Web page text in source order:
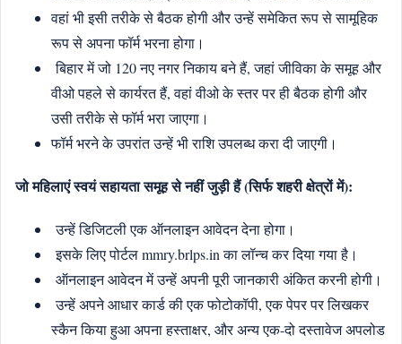
वहां भी इसी तरीके से बैठक होगी और उन्हें समेकित रूप से सामूहिक
रूप से अपना फॉर्म भरना होगा।
बिहार में जो 120 नए नगर निकाय बने हैं, जहां जीविका के समूह और
वीओ पहले से कार्यरत हैं, वहां वीओ के स्तर पर ही बैठक होगी और
उसी तरीके से फॉर्म भरा जाएगा।
फॉर्म भरने के उपरांत उन्हें भी राशि उपलब्ध करा दी जाएगी।
जो महिलाएं स्वयं सहायता समूह से नहीं जुड़ी हैं (सिर्फ शहरी क्षेत्रों में):
उन्हें डिजिटली एक ऑनलाइन आवेदन देना होगा।
इसके लिए पोर्टल mmry.brlps.in का लॉन्च कर दिया गया है।
ऑनलाइन आवेदन में उन्हें अपनी पूरी जानकारी अंकित करनी होगी।
उन्हें अपने आधार कार्ड की एक फोटोकॉपी, एक पेपर पर लिखकर
स्कैन किया हुआ अपना हस्ताक्षर, और अन्य एक-दो दस्तावेज अपलोड